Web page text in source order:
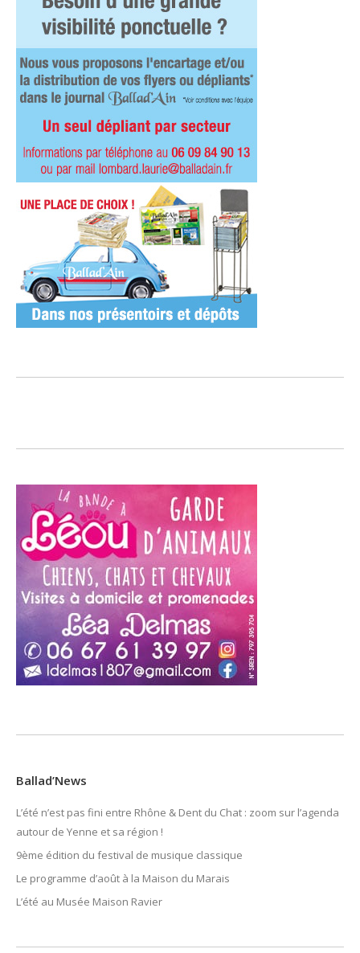
Ballad’News
L’été n’est pas fini entre Rhône & Dent du Chat : zoom sur l’agenda
autour de Yenne et sa région !
9ème édition du festival de musique classique
Le programme d’août à la Maison du Marais
L’été au Musée Maison Ravier